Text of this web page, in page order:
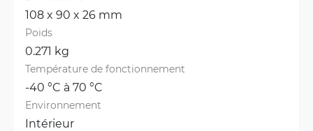
108 x 90 x 26 mm
Poids
0.271 kg
Température de fonctionnement
-40 °C à 70 °C
Environnement
Intérieur